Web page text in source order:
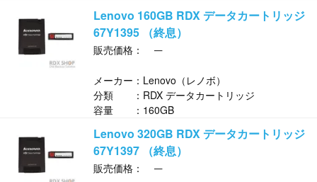
Lenovo 160GB RDX データカートリッジ
67Y1395 （終息）
販売価格： ─
メーカー：Lenovo（レノボ）
分類 ：RDX データカートリッジ
容量 ：160GB
Lenovo 320GB RDX データカートリッジ
67Y1397 （終息）
販売価格： ─